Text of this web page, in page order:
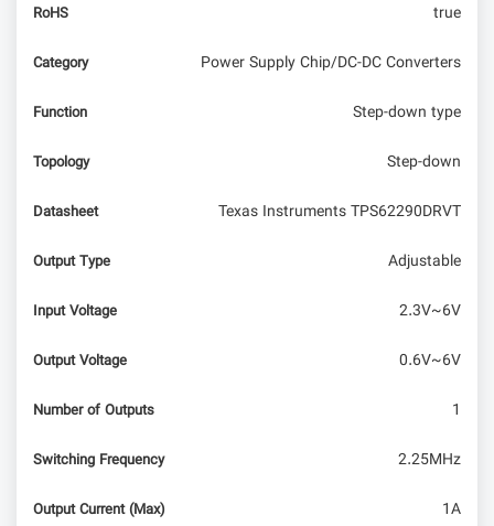
RoHS true
Category Power Supply Chip/DC-DC Converters
Function Step-down type
Topology Step-down
Datasheet Texas Instruments TPS62290DRVT
Output Type Adjustable
Input Voltage 2.3V~6V
Output Voltage 0.6V~6V
Number of Outputs 1
Switching Frequency 2.25MHz
Output Current (Max) 1A